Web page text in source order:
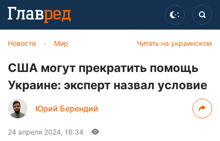
Читать на украинском
Новости › Мир
США могут прекратить помощь
Украине: эксперт назвал условие
Юрий Берендий
24 апреля 2024, 16:34